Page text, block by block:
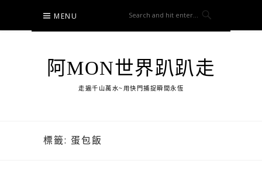
content
MENU
阿MON世界趴趴走
走遍千山萬水~用快門捕捉瞬間永恆
標籤: 蛋包飯